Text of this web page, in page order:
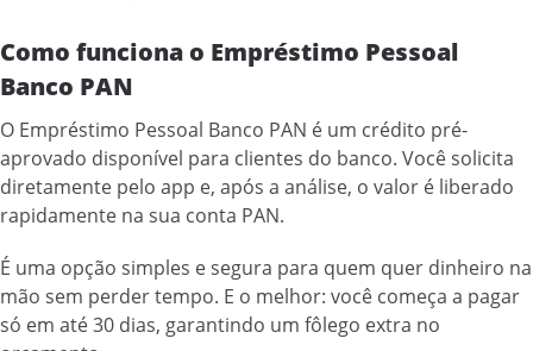
Como funciona o Empréstimo Pessoal
Banco PAN
O Empréstimo Pessoal Banco PAN é um crédito pré-
aprovado disponível para clientes do banco. Você solicita
diretamente pelo app e, após a análise, o valor é liberado
rapidamente na sua conta PAN.
É uma opção simples e segura para quem quer dinheiro na
mão sem perder tempo. E o melhor: você começa a pagar
só em até 30 dias, garantindo um fôlego extra no